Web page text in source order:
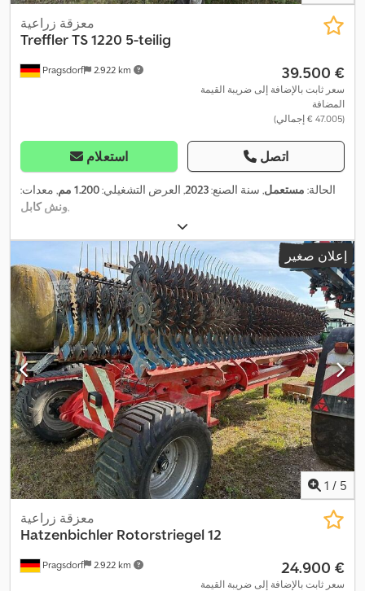
Pragsdorf 2.922 km
معزقة زراعية
TrefflerTS 1220 5-teilig
‏39.500 €
سعر ثابت بالإضافة إلى ضريبة القيمة
المضافة
(‏47.005 € إجمالي)
استعلام اتصل
الحالة: مستعمل, سنة الصنع:2023, العرض التشغيلي:1.200 مم
, معدات:
ونش كابل,
إعلان صغير
1 / 5
Pragsdorf 2.922 km
معزقة زراعية
Hatzenbichler Rotorstriegel 12
‏24.900 €
سعر ثابت بالإضافة إلى ضريبة القيمة